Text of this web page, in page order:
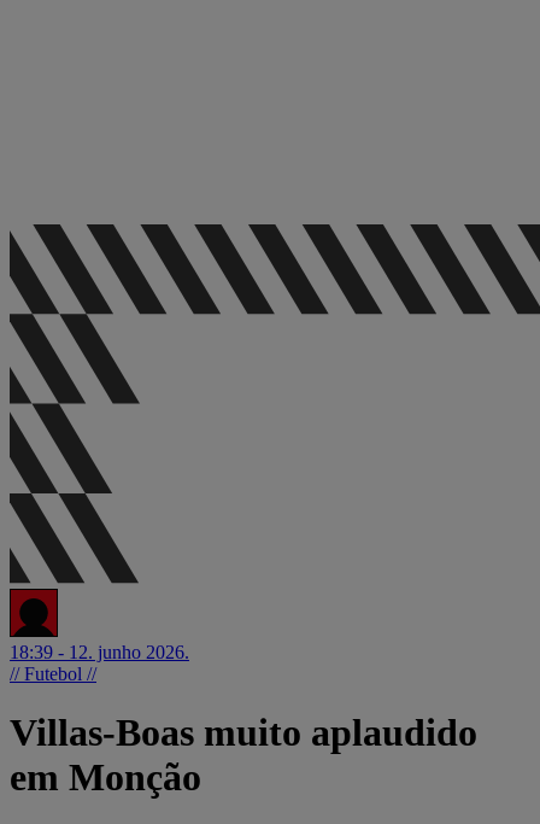
18:39 - 12. junho 2026.
// Futebol //
Villas-Boas muito aplaudido
em Monção